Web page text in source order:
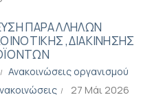
ΠΑΡΑΛΛΗΛΩΝ
,ΔΙΑΚΙΝΗΣΗΣ
Ανακοινώσεις οργανισμού
27 Μάι 2026